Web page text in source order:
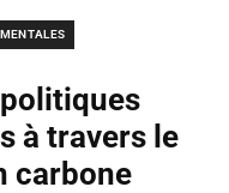
à travers le
carbone